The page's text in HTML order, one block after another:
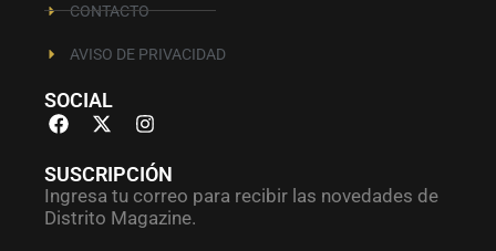
CONTACTO
AVISO DE PRIVACIDAD
SOCIAL
SUSCRIPCIÓN
Ingresa tu correo para recibir las novedades de
Distrito Magazine.